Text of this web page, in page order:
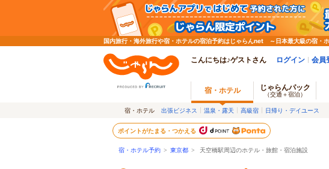
国内旅行・海外旅行や宿・ホテルの宿泊予約はじゃらんnet ～日本最大級の宿・
こんにちは♪ゲストさん ログイン 会員
宿・ホテル じゃらんパック
（交通＋宿泊）
宿・ホテル 出張ビジネス 温泉・露天 高級宿 日帰り・デイユース
ポイントがたまる・つかえる
宿・ホテル予約 > 東京都 > 天空橋駅周辺のホテル・旅館・宿泊施設